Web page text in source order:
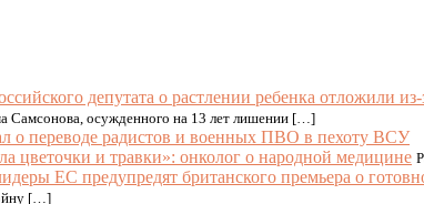
депутата о растлении ребенка отложили из-
Самсонова, осужденного на 13 лет лишении […]
о переводе радистов и военных ПВО в пехоту ВСУ
цветочки и травки»: онколог о народной медицине
ЕС предупредят британского премьера о
[…]